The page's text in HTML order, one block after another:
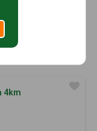
4km